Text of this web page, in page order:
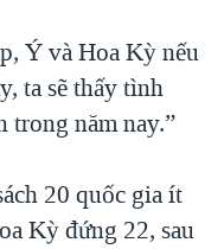
Ý và Hoa Kỳ nếu
ta sẽ thấy tình
trong năm nay.”
20 quốc gia ít
Kỳ đứng 22, sau